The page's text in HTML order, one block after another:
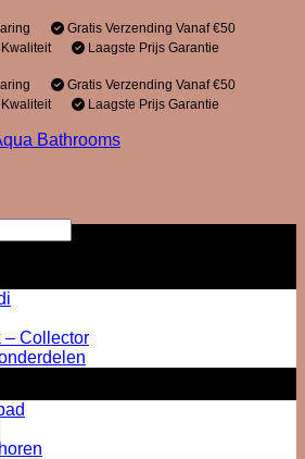
Gratis Verzending Vanaf €50
Kwaliteit
Laagste Prijs Garantie
Gratis Verzending Vanaf €50
Kwaliteit
Laagste Prijs Garantie
– Collector